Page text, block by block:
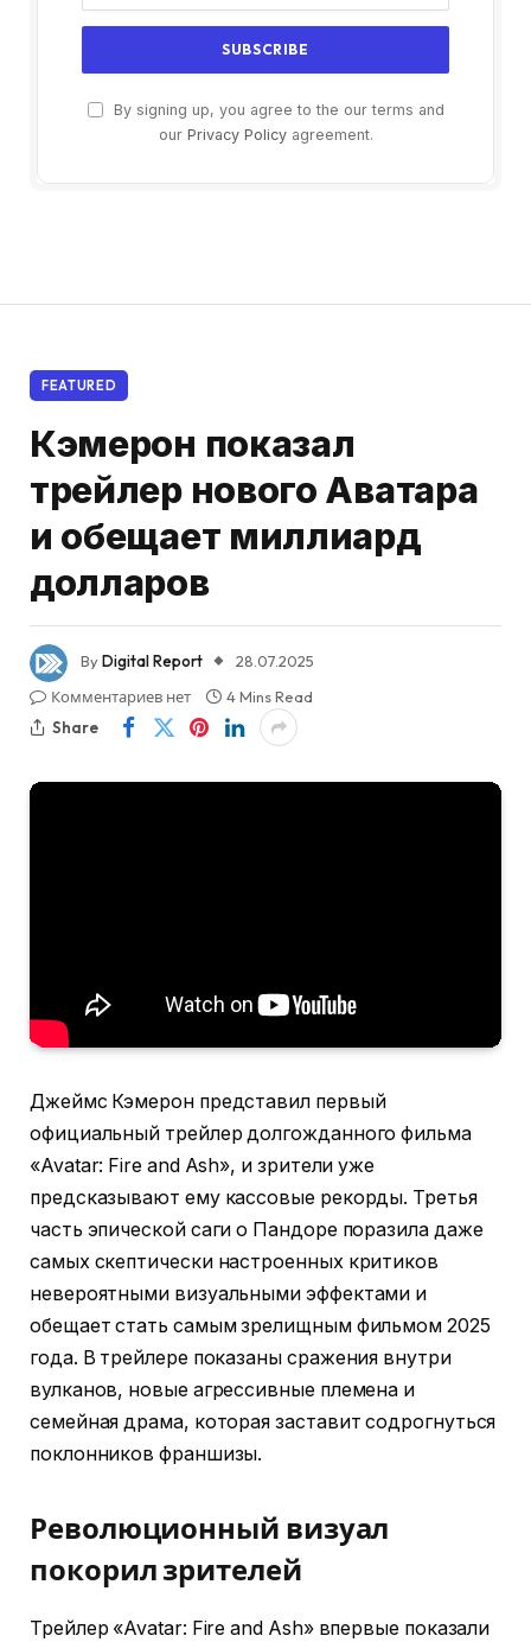
By signing up, you agree to the our terms and
our Privacy Policyagreement.
FEATURED
Кэмерон показал
трейлер нового Аватара
и обещает миллиард
долларов
ByDigital Report
28.07.2025
Комментариев нет
4 Mins Read
Share
Джеймс Кэмерон представил первый
официальный трейлер долгожданного фильма
«Avatar: Fire and Ash», и зрители уже
предсказывают ему кассовые рекорды. Третья
часть эпической саги о Пандоре поразила даже
самых скептически настроенных критиков
невероятными визуальными эффектами и
обещает стать самым зрелищным фильмом 2025
года. В трейлере показаны сражения внутри
вулканов, новые агрессивные племена и
семейная драма, которая заставит содрогнуться
поклонников франшизы.
Революционный визуал
покорил зрителей
Трейлер «Avatar: Fire and Ash» впервые показали